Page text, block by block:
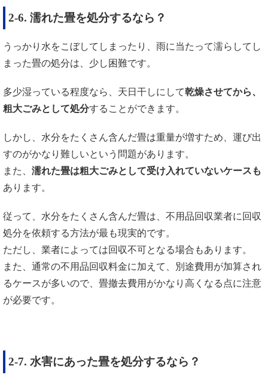
2-6. 濡れた畳を処分するなら？
うっかり水をこぼしてしまったり、雨に当たって濡らしてし
まった畳の処分は、少し困難です。
多少湿っている程度なら、天日干しにして乾燥させてから、
粗大ごみとして処分することができます。
しかし、水分をたくさん含んだ畳は重量が増すため、運び出
すのがかなり難しいという問題があります。
また、 濡れた畳は粗大ごみとして受け入れていないケースも
あります。
従って、水分をたくさん含んだ畳は、不用品回収業者に回収
処分を依頼する方法が最も現実的です。
ただし、業者によっては回収不可となる場合もあります。
また、通常の不用品回収料金に加えて、別途費用が加算され
るケースが多いので、畳撤去費用がかなり高くなる点に注意
が必要です。
2-7. 水害にあった畳を処分するなら？